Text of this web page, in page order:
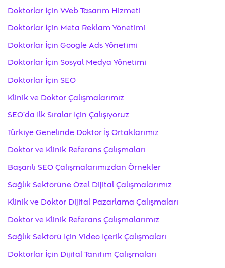
Doktorlar İçin Web Tasarım Hizmeti
Doktorlar İçin Meta Reklam Yönetimi
Doktorlar İçin Google Ads Yönetimi
Doktorlar İçin Sosyal Medya Yönetimi
Doktorlar İçin SEO
Klinik ve Doktor Çalışmalarımız
SEO’da İlk Sıralar İçin Çalışıyoruz
Türkiye Genelinde Doktor İş Ortaklarımız
Doktor ve Klinik Referans Çalışmaları
Başarılı SEO Çalışmalarımızdan Örnekler
Sağlık Sektörüne Özel Dijital Çalışmalarımız
Klinik ve Doktor Dijital Pazarlama Çalışmaları
Doktor ve Klinik Referans Çalışmalarımız
Sağlık Sektörü İçin Video İçerik Çalışmaları
Doktorlar İçin Dijital Tanıtım Çalışmaları